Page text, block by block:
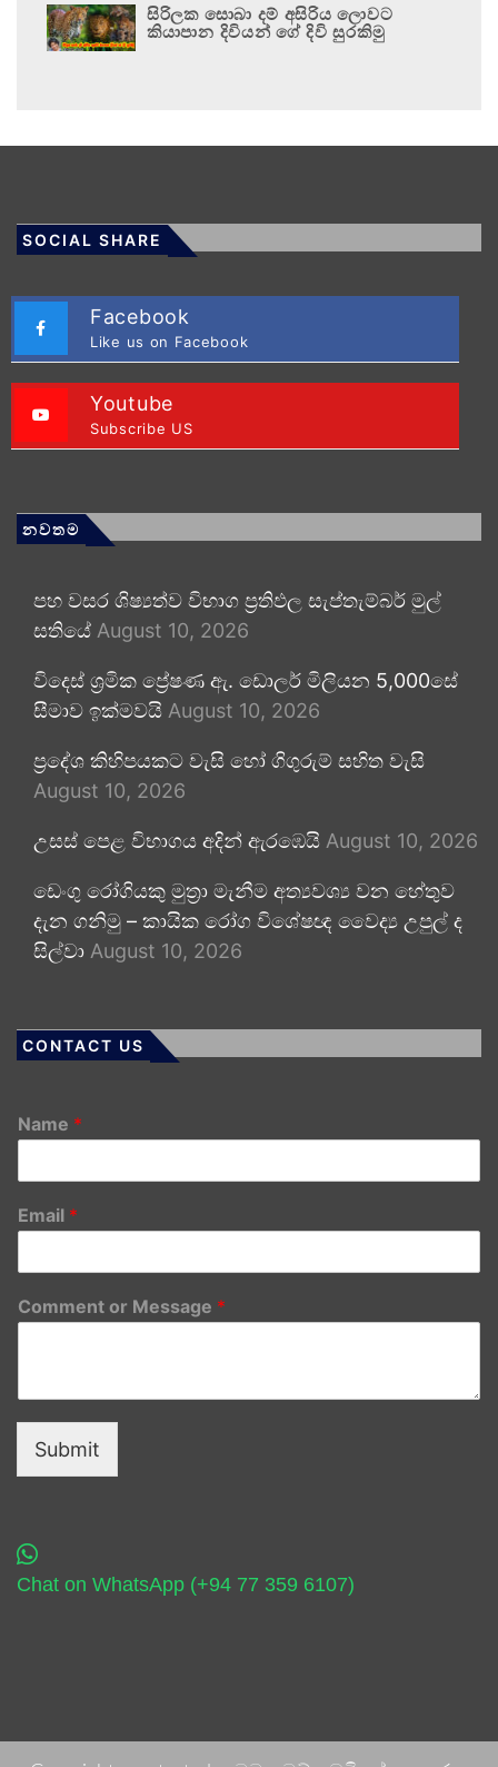
සිරිලක සොබා දම් අසිරිය ලොවට
කියාපාන දිවියන් ගේ දිවි සුරකිමු
SOCIAL SHARE
Facebook
Like us on Facebook
Youtube
Subscribe US
නවතම
පහ වසර ශිෂ්‍යත්ව විභාග ප්‍රතිඵල සැප්තැම්බර් මුල්
සතියේ August 10, 2026
විදෙස් ශ්‍රමික ප්‍රේෂණ ඇ. ඩොලර් මිලියන 5,000සේ
සීමාව ඉක්මවයි August 10, 2026
ප්‍රදේශ කිහිපයකට වැසි හෝ ගිගුරුම් සහිත වැසි
August 10, 2026
උසස් පෙළ විභාගය අදින් ඇරඹෙයි August 10, 2026
ඩෙංගු රෝගියකු ⁣මුත්‍රා මැනීම අත්‍යවශ්‍ය වන හේතුව
දැන ගනිමු – කායික රෝග විශේෂඥ වෛද්‍ය උපුල් ද
සිල්වා August 10, 2026
CONTACT US
Name *
Email *
Comment or Message *
Submit
Chat on WhatsApp (+94 77 359 6107)